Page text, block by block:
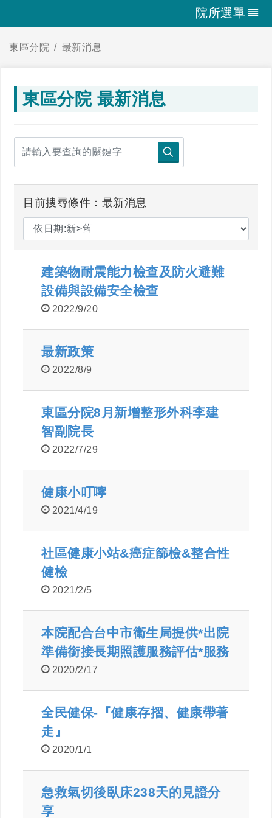
院所選單
東區分院 最新消息
東區分院 最新消息
目前搜尋條件：最新消息
建築物耐震能力檢查及防火避難
設備與設備安全檢查
2022/9/20
最新政策
2022/8/9
東區分院8月新增整形外科李建
智副院長
2022/7/29
健康小叮嚀
2021/4/19
社區健康小站&癌症篩檢&整合性
健檢
2021/2/5
本院配合台中市衛生局提供*出院
準備銜接長期照護服務評估*服務
2020/2/17
全民健保-『健康存摺、健康帶著
走』
2020/1/1
急救氣切後臥床238天的見證分
享